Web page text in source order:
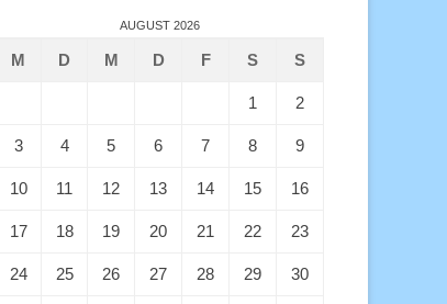
AUGUST 2026
M D M D F S S
1 2
3 4 5 6 7 8 9
10 11 12 13 14 15 16
17 18 19 20 21 22 23
24 25 26 27 28 29 30